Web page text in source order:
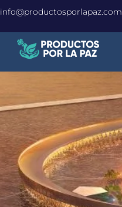
info@productosporlapaz.com